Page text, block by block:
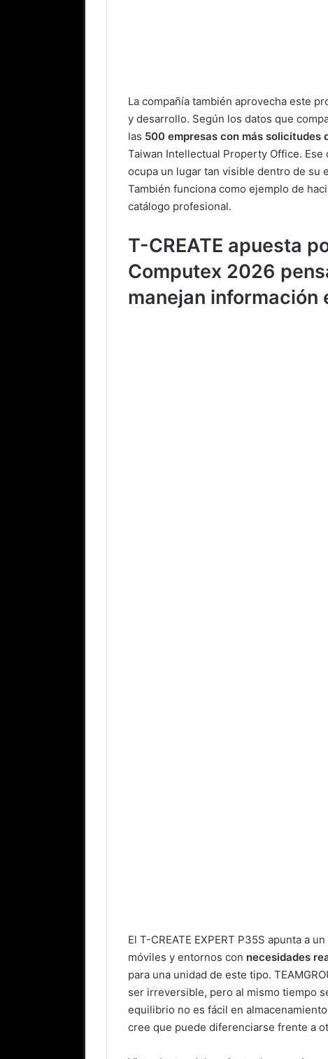
La compañía también aprovecha este
y desarrollo. Según los datos que
las 500 empresas con más solicitudes
Taiwan Intellectual Property Office.
ocupa un lugar tan visible dentro de su
También funciona como ejemplo de
catálogo profesional.
T-CREATE apuesta
Computex 2026
manejan información
El T-CREATE EXPERT P35S apunta a
móviles y entornos con necesidades
para una unidad de este tipo.
ser irreversible, pero al mismo tiempo
equilibrio no es fácil en
cree que puede diferenciarse frente a